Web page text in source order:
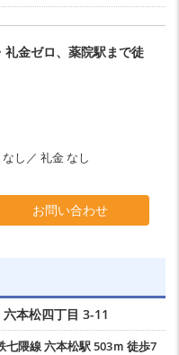
金ゼロ、薬院駅まで徒
し／ 礼金 なし
お問い合わせ
六本松四丁目 3-11
七隈線六本松駅503ｍ 徒歩7